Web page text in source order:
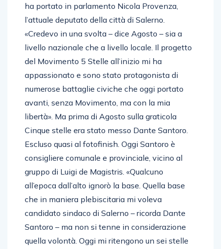
ha portato in parlamento Nicola Provenza,
l’attuale deputato della città di Salerno.
«Credevo in una svolta – dice Agosto – sia a
livello nazionale che a livello locale. Il progetto
del Movimento 5 Stelle all’inizio mi ha
appassionato e sono stato protagonista di
numerose battaglie civiche che oggi portato
avanti, senza Movimento, ma con la mia
libertà». Ma prima di Agosto sulla graticola
Cinque stelle era stato messo Dante Santoro.
Escluso quasi al fotofinish. Oggi Santoro è
consigliere comunale e provinciale, vicino al
gruppo di Luigi de Magistris. «Qualcuno
all’epoca dall’alto ignorò la base. Quella base
che in maniera plebiscitaria mi voleva
candidato sindaco di Salerno – ricorda Dante
Santoro – ma non si tenne in considerazione
quella volontà. Oggi mi ritengono un sei stelle